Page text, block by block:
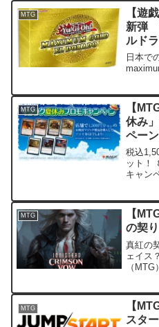
ウ」シ
す。
MTG
【遊
新弾
ルド
報
日本で
MTG
【
休み
ペー
税込
ット！
キャン
されま
MTG
【
の契
真紅の
ェイス
（
が、
活に
MTG
【
スタ